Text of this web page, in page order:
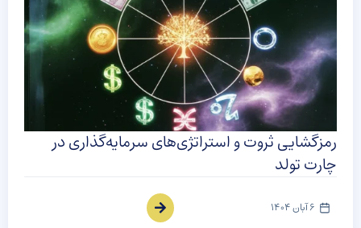
رمزگشایی ثروت و استراتژی‌های سرمایه‌گذاری در
چارت تولد
6 آبان 1404